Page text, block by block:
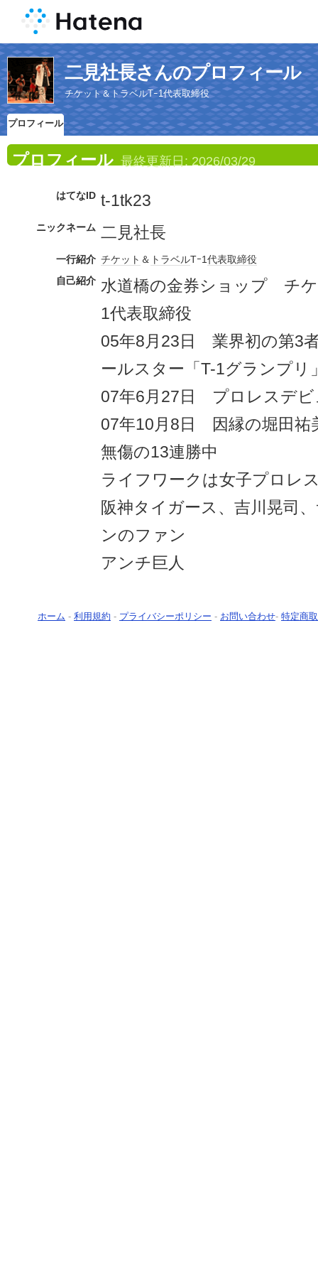
二見社長さんのプロフィール
チケット＆トラベルTｰ1代表取締役
プロフィール
プロフィール 最終更新日: 2026/03/29
はてなID t-1tk23
ニックネーム 二見社長
一行紹介 チケット ＆ トラベルTｰ1代表取締役
自己紹介 水道橋の金券ショップ チ
1代表取締役
05年8月23日 業界初の第3
ールスター「T-1グランプリ
07年6月27日 プロレスデビ
07年10月8日 因縁の堀田祐
無傷の13連勝中
ライフワークは女子プロレ
阪神タイガース、吉川晃司
ンのファン
アンチ巨人
ホーム - 利用規約 - プライバシーポリシー - お問い合わせ- 特定商